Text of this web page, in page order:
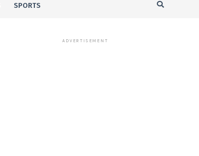
SPORTS
ADVERTISEMENT